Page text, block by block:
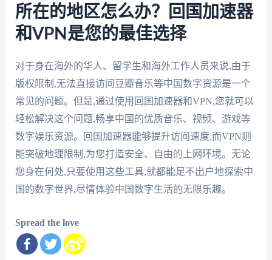
所在的地区怎么办？回国加速器
和VPN是您的最佳选择
对于身在海外的华人、留学生和海外工作人员来说,由于
版权限制,无法直接访问豆瓣音乐等中国数字资源是一个
常见的问题。但是,通过使用回国加速器和VPN,您就可以
轻松解决这个问题,畅享中国的优质音乐、视频、游戏等
数字娱乐资源。回国加速器能够提升访问速度,而VPN则
能突破地理限制,为您打造安全、自由的上网环境。无论
您身在何处,只要使用这些工具,就都能足不出户地探索中
国的数字世界,尽情体验中国数字生活的无限乐趣。
Spread the love